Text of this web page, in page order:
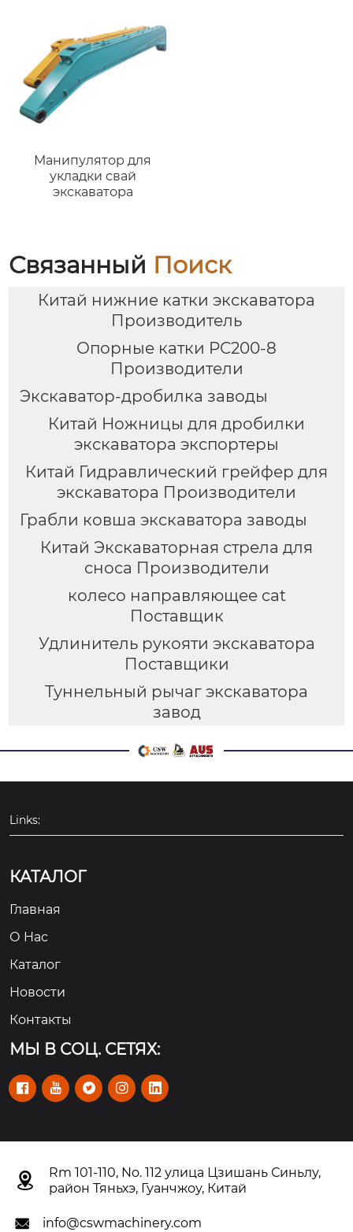
Манипулятор для
укладки свай
экскаватора
Связанный Поиск
Китай нижние катки экскаватора
Производитель
Опорные катки PC200-8
Производители
Экскаватор-дробилка заводы
Китай Ножницы для дробилки
экскаватора экспортеры
Китай Гидравлический грейфер для
экскаватора Производители
Грабли ковша экскаватора заводы
Китай Экскаваторная стрела для
сноса Производители
колесо направляющее cat
Поставщик
Удлинитель рукояти экскаватора
Поставщики
Туннельный рычаг экскаватора
завод
Links:
КАТАЛОГ
Главная
О Hас
Каталог
Новости
Контакты
МЫ В СОЦ. СЕТЯХ:
    

Rm 101-110, No. 112 улица Цзишань Синьлу,
район Тяньхэ, Гуанчжоу, Китай
 info@cswmachinery.com